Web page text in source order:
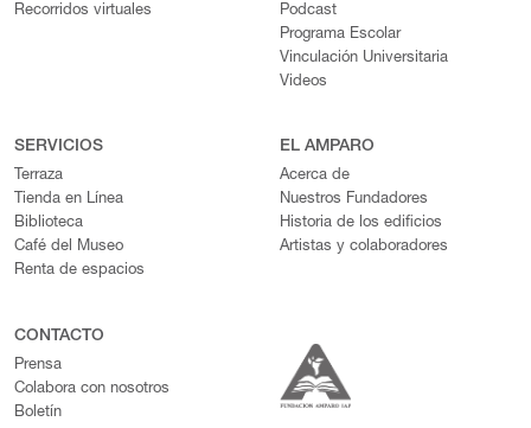
Recorridos virtuales
Podcast
Programa Escolar
Vinculación Universitaria
Videos
SERVICIOS
Terraza
Tienda en Línea
Biblioteca
Café del Museo
Renta de espacios
EL AMPARO
Acerca de
Nuestros Fundadores
Historia de los edificios
Artistas y colaboradores
CONTACTO
Prensa
Colabora con nosotros
Boletín